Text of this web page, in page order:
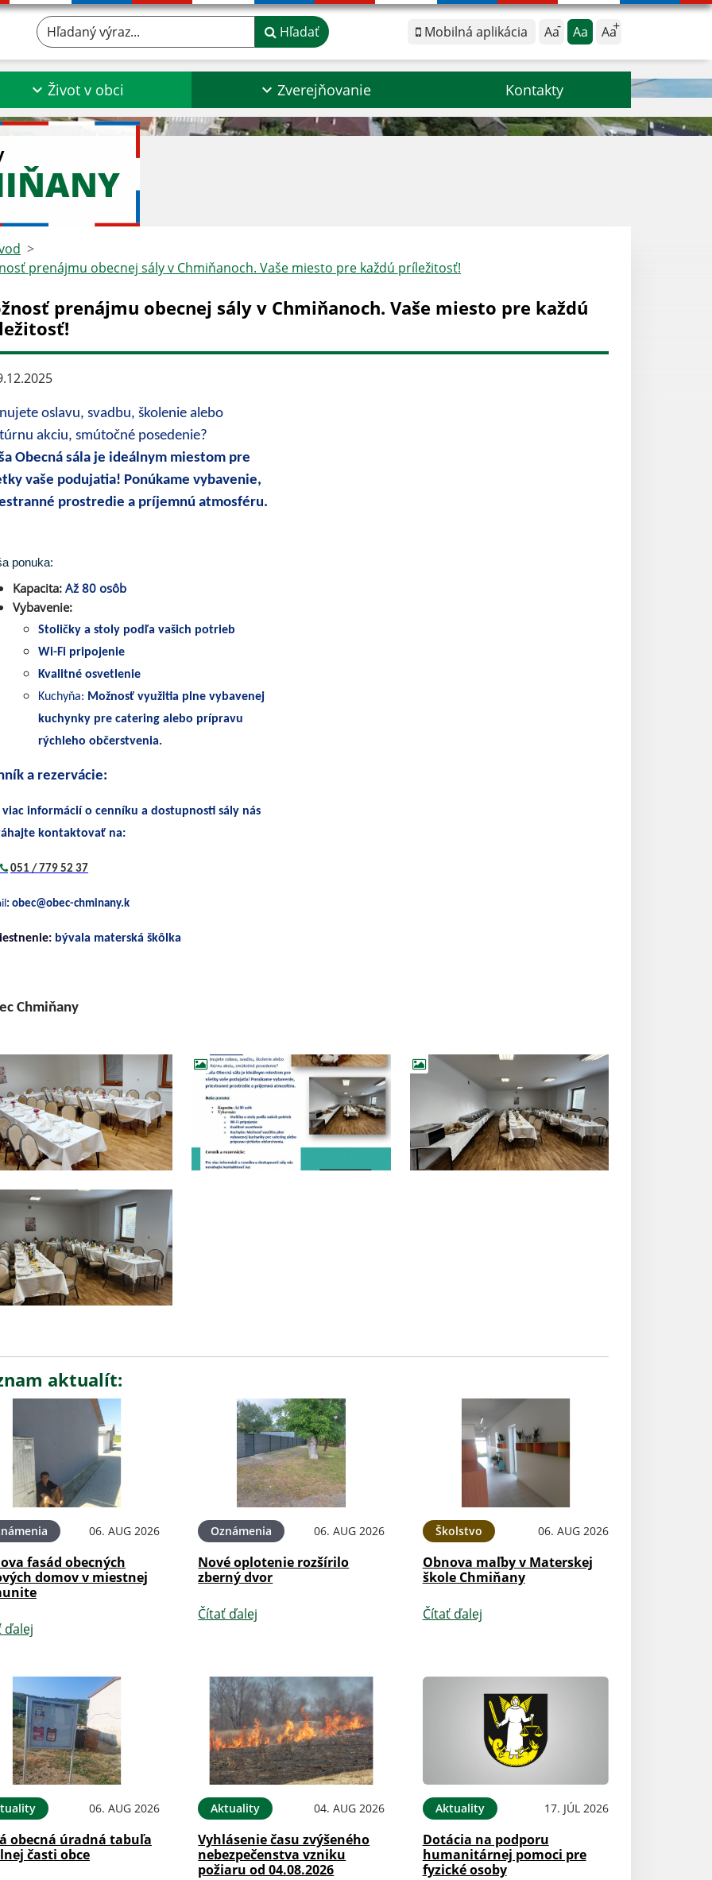
Mobilná aplikácia Aa Aa Aa
Hľadaný výraz... Hľadať
Život v obci Zverejňovanie Kontakty
prenájmu obecnej sály v Chmiňanoch. Vaše miesto pre každú príležitosť!
prenájmu obecnej sály v Chmiňanoch. Vaše miesto pre každú
oslavu, svadbu, školenie alebo
akciu, smútočné posedenie?
Obecná sála je ideálnym miestom pre
vaše podujatia! Ponúkame vybavenie,
prostredie a príjemnú atmosféru.
ponuka:
Kapacita: Až 80 osôb
Vybavenie:
Stoličky a stoly podľa vašich potrieb
Wi-Fi pripojenie
Kvalitné osvetlenie
Kuchyňa: Možnosť využitia plne vybavenej
kuchynky pre catering alebo prípravu
rýchleho občerstvenia.
a rezervácie:
viac informácií o cenníku a dostupnosti sály nás
kontaktovať na:
051 / 779 52 37
: obec@obec-chminany.k
bývala materská škôlka
Chmiňany
aktualít:
06. AUG 2026
fasád obecných
domov v miestnej
ďalej
Oznámenia 06. AUG 2026
Nové oplotenie rozšírilo
zberný dvor
Čítať ďalej
Školstvo 06. AUG 2026
Obnova maľby v Materskej
škole Chmiňany
Čítať ďalej
06. AUG 2026
obecná úradná tabuľa
časti obce
Aktuality 04. AUG 2026
Vyhlásenie času zvýšeného
nebezpečenstva vzniku
požiaru od 04.08.2026
Aktuality 17. JÚL 2026
Dotácia na podporu
humanitárnej pomoci pre
fyzické osoby